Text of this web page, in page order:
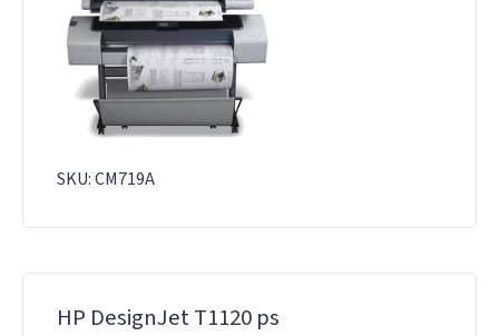
SKU: CM719A
HP DesignJet T1120 ps